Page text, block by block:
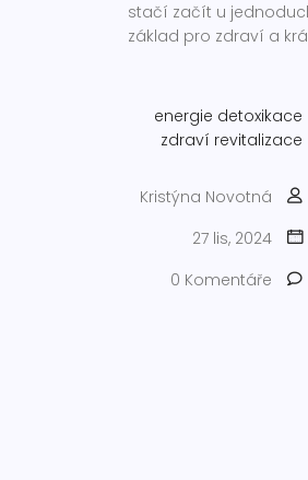
stačí začít u
základ pro zdraví a
energie detoxikace
zdraví revitalizace
Kristýna Novotná
27 lis, 2024
0 Komentáře